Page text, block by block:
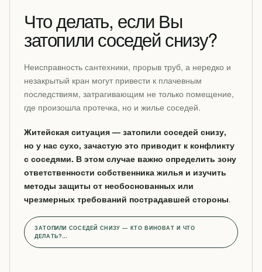
Что делать, если Вы
затопили соседей снизу?
Неисправность сантехники, прорыв труб, а нередко и
незакрытый кран могут привести к плачевным
последствиям, затрагивающим не только помещение,
где произошла протечка, но и жилье соседей.
Житейская ситуация — затопили соседей снизу,
но у нас сухо, зачастую это приводит к конфликту
с соседями. В этом случае важно определить зону
ответственности собственника жилья и изучить
методы защиты от необоснованных или
чрезмерных требований пострадавшей стороны.
ЗАТОПИЛИ СОСЕДЕЙ СНИЗУ — КТО ВИНОВАТ И ЧТО
ДЕЛАТЬ?…